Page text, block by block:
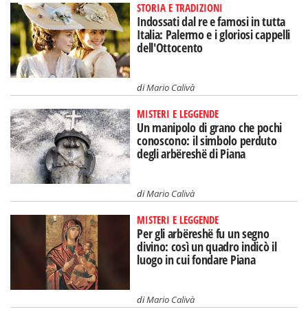
STORIA E TRADIZIONI
Indossati dal re e famosi in tutta
Italia: Palermo e i gloriosi cappelli
dell'Ottocento
diMario Calivà
MISTERI E LEGGENDE
Un manipolo di grano che pochi
conoscono: il simbolo perduto
degli arbëreshë di Piana
diMario Calivà
MISTERI E LEGGENDE
Per gli arbëreshë fu un segno
divino: così un quadro indicò il
luogo in cui fondare Piana
diMario Calivà